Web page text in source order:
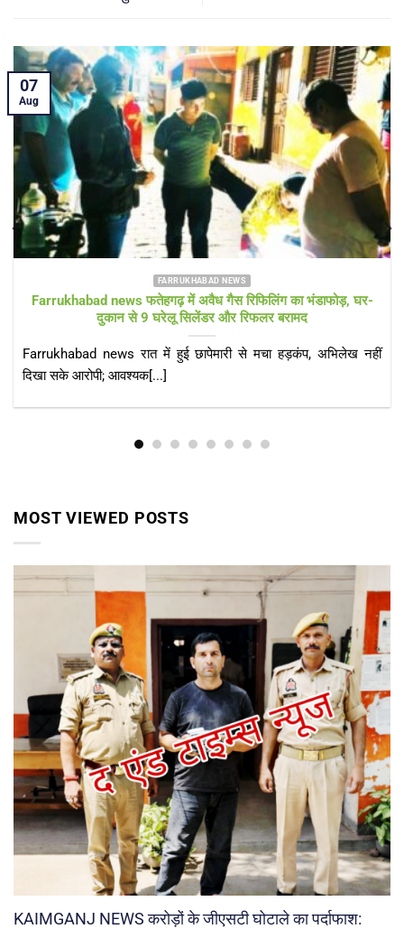
FARRUKHABAD NEWS KAIMGANJ NEWS
KAIMGANJ NEWS प्रधानमंत्री आवास योजना पर उठे सवाल! कच्चे
टीनशेड में गुजर रही जिंदगी, कई बार गुहार के बाद भी नहीं मिला गरीबों को
पक्का आशियाना
KAIMGANJ NEWS कायमगंज, फर्रुखाबाद। केंद्र सरकार की महत्वाकांक्षी
05
Aug
MOST VIEWED POSTS
KAIMGANJ NEWS करोड़ों के जीएसटी घोटाले का पर्दाफाश: